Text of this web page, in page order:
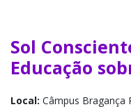
Sol
Educação
Local: Câmpus Bragança